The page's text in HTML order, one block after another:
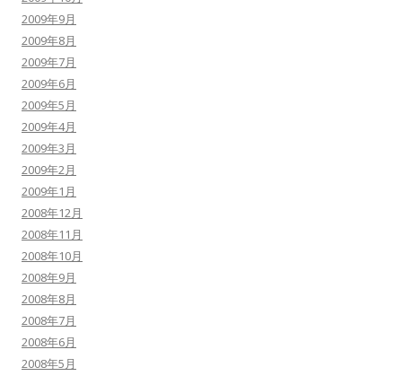
2009年9月
2009年8月
2009年7月
2009年6月
2009年5月
2009年4月
2009年3月
2009年2月
2009年1月
2008年12月
2008年11月
2008年10月
2008年9月
2008年8月
2008年7月
2008年6月
2008年5月